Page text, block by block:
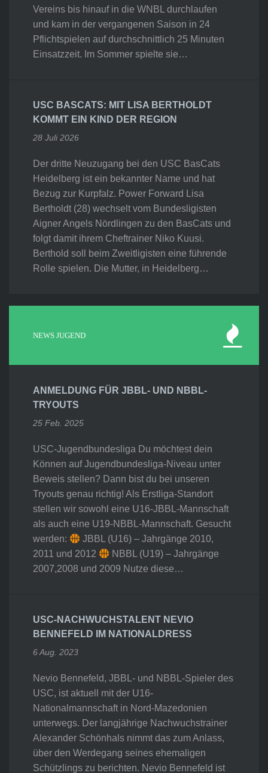
Vereins bis hinauf in die WNBL durchlaufen
und kam in der vergangenen Saison in 24
Pflichtspielen auf durchschnittlich 25 Minuten
Einsatzzeit. Im Sommer spielte sie…
USC BASCATS: MIT LISA BERTHOLDT
KOMMT EIN KIND DER REGION
28 Juli 2026
Der dritte Neuzugang bei den USC BasCats
Heidelberg ist ein bekannter Name und hat
Bezug zur Kurpfalz. Power Forward Lisa
Bertholdt (28) wechselt vom Bundesligisten
Aigner Angels Nördlingen zu den BasCats und
folgt damit ihrem Cheftrainer Niko Kuusi.
Berthold soll beim Zweitligisten eine führende
Rolle spielen. Die Mutter, in Heidelberg…
NEWS JUGEND
ANMELDUNG FÜR JBBL- UND NBBL-
TRYOUTS
25 Feb. 2025
USC-Jugendbundesliga Du möchtest dein
Können auf Jugendbundesliga-Niveau unter
Beweis stellen? Dann bist du bei unseren
Tryouts genau richtig! Als Erstliga-Standort
stellen wir sowohl eine U16-JBBL-Mannschaft
als auch eine U19-NBBL-Mannschaft. Gesucht
werden:
JBBL (U16) – Jahrgänge 2010,
2011 und 2012
NBBL (U19) – Jahrgänge
2007,2008 und 2009 Nutze diese…
USC-NACHWUCHSTALENT NEVIO
BENNEFELD IM NATIONALDRESS
6 Aug. 2023
Nevio Bennefeld, JBBL- und NBBL-Spieler des
USC, ist aktuell mit der U16-
Nationalmannschaft in Nord-Mazedonien
unterwegs. Der langjährige Nachwuchstrainer
Alexander Schönhals nimmt das zum Anlass,
über den Werdegang seines ehemaligen
Schützlings zu berichten. Nevio Bennefeld ist